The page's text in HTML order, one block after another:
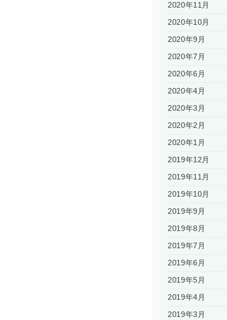
2020年11月
2020年10月
2020年9月
2020年7月
2020年6月
2020年4月
2020年3月
2020年2月
2020年1月
2019年12月
2019年11月
2019年10月
2019年9月
2019年8月
2019年7月
2019年6月
2019年5月
2019年4月
2019年3月